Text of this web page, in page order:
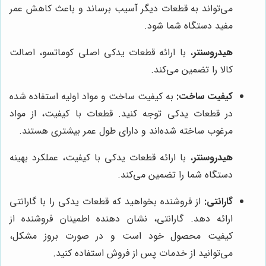
می‌تواند به قطعات دیگر آسیب برساند و باعث کاهش عمر
مفید دستگاه شما شود.
هیدروسنتر، با ارائه قطعات یدکی اصلی کوماتسو، اصالت
کالا را تضمین می‌کند.
کیفیت ساخت: به کیفیت ساخت و مواد اولیه استفاده شده
در قطعات یدکی توجه کنید. قطعات با کیفیت، از مواد
مرغوب ساخته شده‌اند و دارای طول عمر بیشتری هستند.
هیدروسنتر، با ارائه قطعات یدکی با کیفیت، عملکرد بهینه
دستگاه شما را تضمین می‌کند.
گارانتی: از فروشنده بخواهید که قطعات یدکی را با گارانتی
ارائه دهد. گارانتی، نشان دهنده اطمینان فروشنده از
کیفیت محصول خود است و در صورت بروز مشکل،
می‌توانید از خدمات پس از فروش استفاده کنید.